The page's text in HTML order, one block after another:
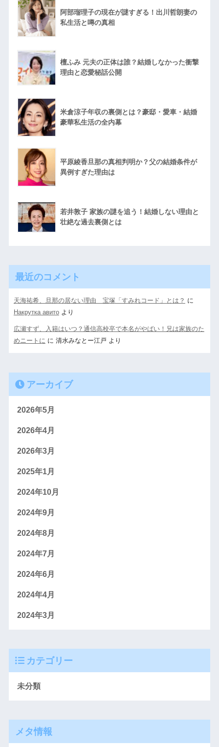
阿部瑠理子の現在が謎すぎる！出川哲朗妻の
私生活と噂の真相
檀ふみ 元夫の正体は誰？結婚しなかった衝撃
理由と恋愛秘話公開
米倉涼子年収の裏側とは？豪邸・愛車・結婚
豪華私生活の全内幕
平原綾香旦那の真相判明か？父の結婚条件が
異例すぎた理由は
若井敦子 家族の謎を追う！結婚しない理由と
壮絶な過去裏側とは
最近のコメント
天海祐希、旦那の居ない理由 宝塚「すみれコード」とは？ に
Накрутка авитоより
広瀬すず、入籍はいつ？通信高校卒で本名がやばい！兄は家族のた
めニートに に 清水みなとー江戸 より
アーカイブ
2026年5月
2026年4月
2026年3月
2025年1月
2024年10月
2024年9月
2024年8月
2024年7月
2024年6月
2024年4月
2024年3月
カテゴリー
未分類
メタ情報